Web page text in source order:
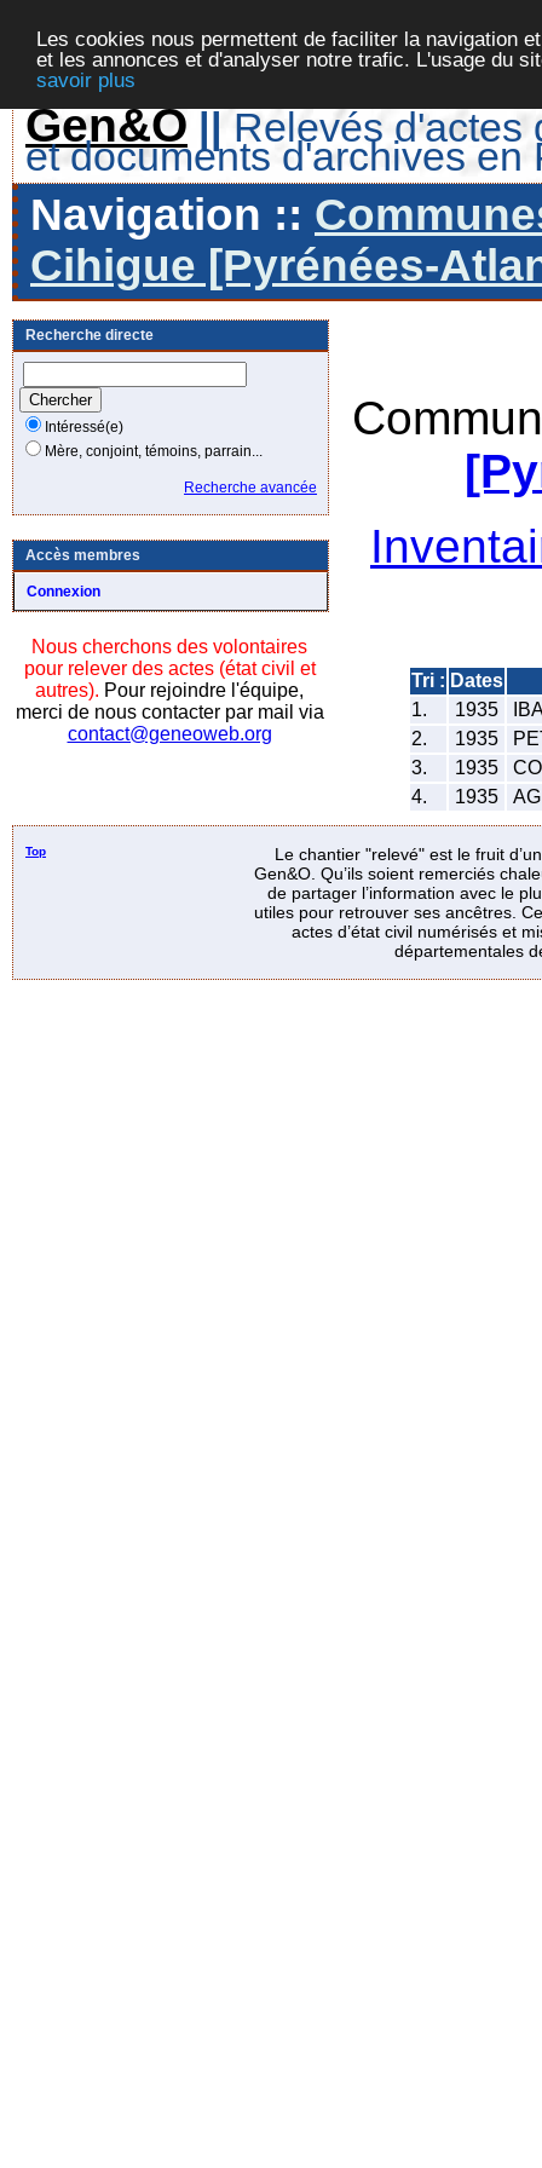
Les cookies nous permettent de faciliter la navigation
et les annonces et d'analyser notre trafic. L'usage du
savoir plus
Gen&O || Relevés d'actes
et documents d'archives en
Navigation ::
Cihigue [Pyrénées-
Recherche directe
Intéressé(e)
Mère, conjoint, témoins, parrain...
Recherche avancée
Accès membres
Connexion
Nous cherchons des volontaires
pour relever des actes (état civil et
autres). Pour rejoindre l'équipe,
merci de nous contacter par mail via
contact@geneoweb.org
Tri : Dates
1.
1935
2.
1935
3.
1935
4.
1935
Top
Le chantier "relevé" est le fruit
Gen&O. Qu’ils soient remerciés
de partager l’information avec le
utiles pour retrouver ses ancêtres.
actes d’état civil numérisés et
départementales